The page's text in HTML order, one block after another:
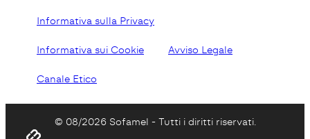
Informativa sulla Privacy
Informativa sui Cookie Avviso Legale
Canale Etico
© 08/2026 Sofamel - Tutti i diritti riservati.